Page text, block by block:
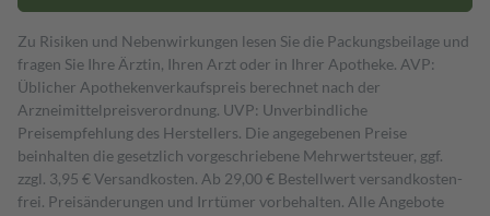
Zu Risiken und Nebenwirkungen lesen Sie die Packungsbeilage und
fragen Sie Ihre Ärztin, Ihren Arzt oder in Ihrer Apotheke. AVP:
Üblicher Apothekenverkaufspreis berechnet nach der
Arzneimittelpreisverordnung. UVP: Unverbindliche
Preisempfehlung des Herstellers. Die angegebenen Preise
beinhalten die gesetzlich vorgeschriebene Mehrwertsteuer, ggf.
zzgl. 3,95 € Versandkosten. Ab 29,00 € Bestell­wert versand­kosten­
frei. Preisänderungen und Irrtümer vorbehalten. Alle Angebote